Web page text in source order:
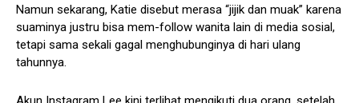
Namun sekarang, Katie disebut merasa “jijik dan muak” karena
suaminya justru bisa mem-follow wanita lain di media sosial,
tetapi sama sekali gagal menghubunginya di hari ulang
tahunnya.